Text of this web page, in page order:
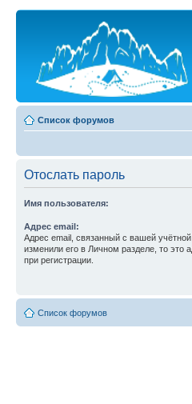
Список форумов
Отослать пароль
Имя пользователя:
Адрес email:
Адрес email, связанный с вашей
изменили его в Личном разделе, то это
при регистрации.
Список форумов